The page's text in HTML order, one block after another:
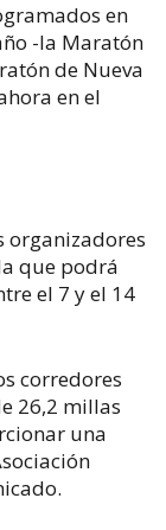
en
-la Maratón
de Nueva
en el
organizadores
que podrá
el 7 y el 14
corredores
26,2 millas
una